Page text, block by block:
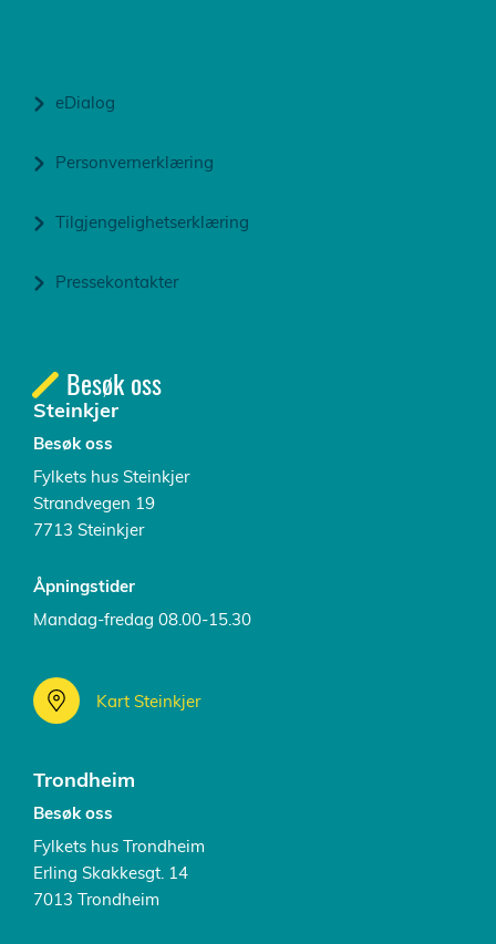
eDialog
Personvernerklæring
Tilgjengelighetserklæring
Pressekontakter
Besøk oss
Steinkjer
Besøk oss
Fylkets hus Steinkjer
Strandvegen 19
7713 Steinkjer
Åpningstider
Mandag-fredag 08.00-15.30
Kart Steinkjer
Trondheim
Besøk oss
Fylkets hus Trondheim
Erling Skakkesgt. 14
7013 Trondheim